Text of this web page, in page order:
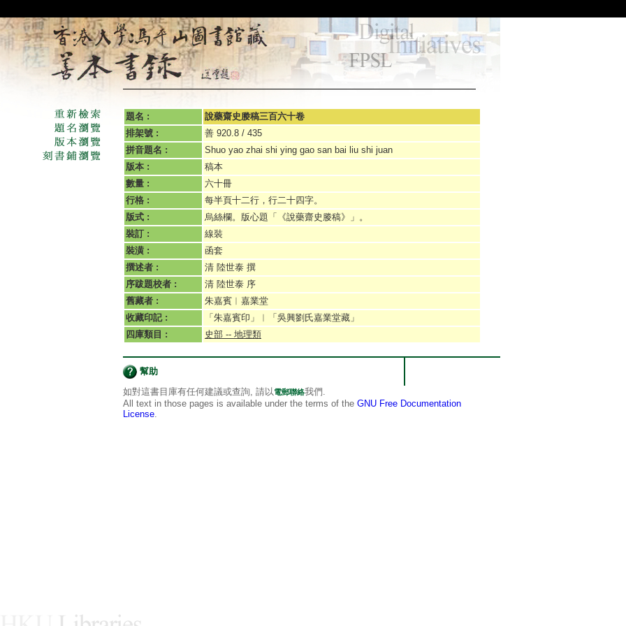
題名 :
說藥齋史媵稿三百六十卷
排架號 :
善 920.8 / 435
拼音題名 :
Shuo yao zhai shi ying gao san bai liu shi juan
版本 :
稿本
數量 :
六十冊
行格 :
每半頁十二行，行二十四字。
版式 :
烏絲欄。版心題「《說藥齋史媵稿》」。
裝訂 :
線裝
裝潢 :
函套
撰述者 :
清 陸世泰 撰
序跋題校者 :
清 陸世泰 序
舊藏者 :
朱嘉賓︱嘉業堂
收藏印記 :
「朱嘉賓印」︱「吳興劉氏嘉業堂藏」
四庫類目 :
史部 -- 地理類
幫助
如對這書目庫有任何建議或查詢, 請以電郵聯絡我們.
All text in those pages is available under the terms of the GNU Free Documentation
License.